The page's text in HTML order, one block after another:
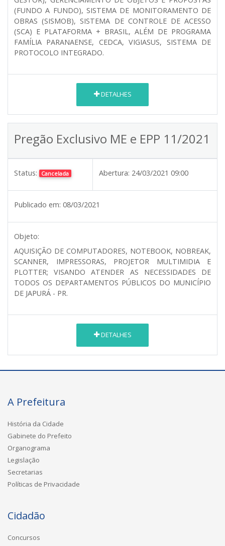
(FUNDO A FUNDO), SISTEMA DE MONITORAMENTO DE
OBRAS (SISMOB), SISTEMA DE CONTROLE DE ACESSO
(SCA) E PLATAFORMA + BRASIL, ALÉM DE PROGRAMA
FAMÍLIA PARANAENSE, CEDCA, VIGIASUS, SISTEMA DE
PROTOCOLO INTEGRADO.
DETALHES
Pregão Exclusivo ME e EPP 11/2021
Status: Cancelada Abertura: 24/03/2021 09:00
Publicado em: 08/03/2021
Objeto:
AQUISIÇÃO DE COMPUTADORES, NOTEBOOK, NOBREAK,
SCANNER, IMPRESSORAS, PROJETOR MULTIMIDIA E
PLOTTER; VISANDO ATENDER AS NECESSIDADES DE
TODOS OS DEPARTAMENTOS PÚBLICOS DO MUNICÍPIO
DE JAPURÁ - PR.
DETALHES
A Prefeitura
História da Cidade
Gabinete do Prefeito
Organograma
Legislação
Secretarias
Políticas de Privacidade
Cidadão
Concursos